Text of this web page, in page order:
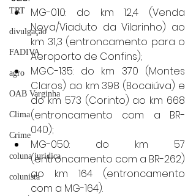
TRT
divulgação
FADIVA
agro
OAB Varginha
Clima
Crime
coluna juridica
colunista
MG-010: do km 12,4 (Venda
Nova/Viaduto da Vilarinho) ao
km 31,3 (entroncamento para o
Aeroporto de Confins);
MGC-135: do km 370 (Montes
Claros) ao km 398 (Bocaiúva) e
do km 573 (Corinto) ao km 668
(entroncamento com a BR-
040);
MG-050: do km 57
(entroncamento com a BR-262)
ao km 164 (entroncamento
com a MG-164).